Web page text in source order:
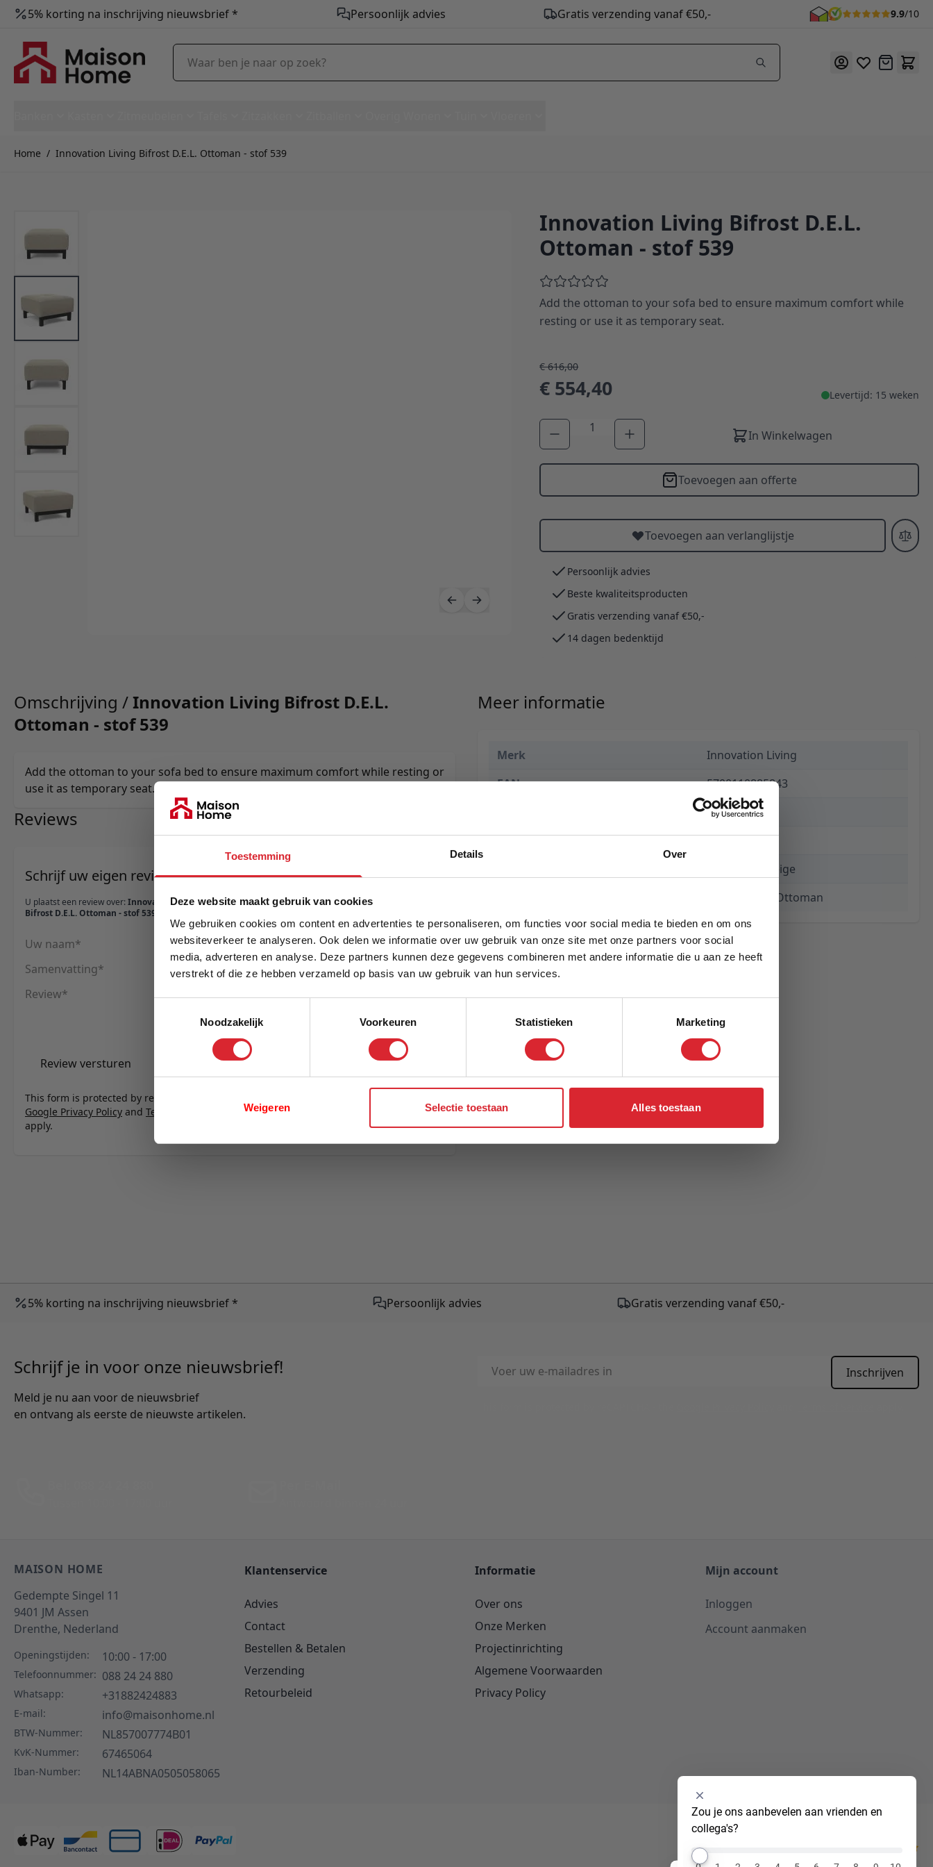
Toestemming Details Over
Deze website maakt gebruik van cookies
We gebruiken cookies om content en advertenties te personaliseren, om functies voor social media te bieden en om ons
websiteverkeer te analyseren. Ook delen we informatie over uw gebruik van onze site met onze partners voor social
media, adverteren en analyse. Deze partners kunnen deze gegevens combineren met andere informatie die u aan ze heeft
verstrekt of die ze hebben verzameld op basis van uw gebruik van hun services.
Noodzakelijk
Voorkeuren Statistieken Marketing
Weigeren Selectie toestaan Alles toestaan
5% korting na inschrijving nieuwsbrief * Persoonlijk advies Gratis verzending vanaf €50,- 9.9/10
Offerte
Waar ben je naar op zoek?
Home / Innovation Living Bifrost D.E.L. Ottoman - stof 539
Innovation Living Bifrost D.E.L. Ottoman - stof 539
Innovation Living Bifrost D.E.L.
Ottoman - stof 539
Add the ottoman to your sofa bed to ensure maximum comfort while
resting or use it as temporary seat.
€ 616,00
€ 554,40 Levertijd: 15 weken
Aantal
In Winkelwagen
Toevoegen aan offerte
Toevoegen aan verlanglijstje
Persoonlijk advies
Beste kwaliteitsproducten
Gratis verzending vanaf €50,-
14 dagen bedenktijd
Omschrijving /Innovation Living Bifrost D.E.L.
Ottoman - stof 539
Add the ottoman to your sofa bed to ensure maximum comfort while resting or
use it as temporary seat.
Reviews
Schrijf uw eigen review
U plaatst een review over: Innovation Living
Bifrost D.E.L. Ottoman - stof 539
Uw naam
Samenvatting
Review
Review versturen
This form is protected by reCAPTCHA - the
Google Privacy Policy and Terms of Service
apply.
Meer informatie
Merk
Innovation Living
EAN
5700110885843
€ 616,00
Levertijd
15 weken
539 Bouclé Beige
Bifrost D.E.L. Ottoman
5% korting na inschrijving nieuwsbrief * Persoonlijk advies Gratis verzending vanaf €50,-
Schrijf je in voor onze nieuwsbrief!
Meld je nu aan voor de nieuwsbrief
en ontvang als eerste de nieuwste artikelen.
E-mailadres
Inschrijven
MAISON HOME
Gedempte Singel 11
9401 JM Assen
Drenthe, Nederland
Openingstijden: 10:00 - 17:00
Telefoonnummer: 088 24 24 880
Whatsapp: +31882424883
E-mail: info@maisonhome.nl
BTW-Nummer: NL857007774B01
KvK-Nummer: 67465064
Iban-Number: NL14ABNA0505058065
Klantenservice
Advies
Contact
Bestellen & Betalen
Verzending
Retourbeleid
Informatie
Over ons
Onze Merken
Projectinrichting
Algemene Voorwaarden
Privacy Policy
Mijn account
Inloggen
Account aanmaken
Zou je ons aanbevelen aan vrienden en
collega's?
Selecteer
een
optie
van
0
5% Korting
Schrijf je in en ontvang direct een kortingscode